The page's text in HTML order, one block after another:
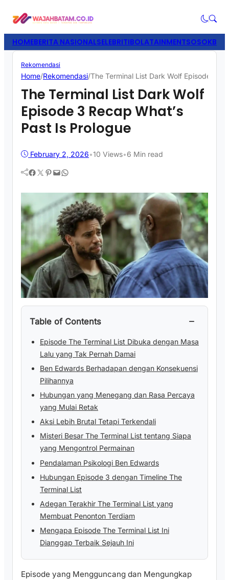
HOMEBERITA NASIONALSELEBRITIBOLATAINMENTSOSOK
Rekomendasi
Home/Rekomendasi/The Terminal List Dark Wolf Episode 3
The Terminal List Dark Wolf
Episode 3 Recap What’s
Past Is Prologue
February 2, 2026•10 Views•6 Min read
Facebook Twitter Pinterest Mail WhatsApp
Table of Contents −
Episode The Terminal List Dibuka dengan Masa
Lalu yang Tak Pernah Damai
Ben Edwards Berhadapan dengan Konsekuensi
Pilihannya
Hubungan yang Menegang dan Rasa Percaya
yang Mulai Retak
Aksi Lebih Brutal Tetapi Terkendali
Misteri Besar The Terminal List tentang Siapa
yang Mengontrol Permainan
Pendalaman Psikologi Ben Edwards
Hubungan Episode 3 dengan Timeline The
Terminal List
Adegan Terakhir The Terminal List yang
Membuat Penonton Terdiam
Mengapa Episode The Terminal List Ini
Dianggap Terbaik Sejauh Ini
Episode yang Mengguncang dan Mengungkap